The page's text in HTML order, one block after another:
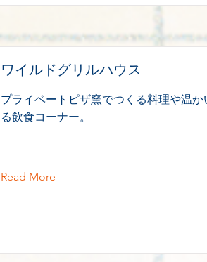
ワイルドグリルハウス
プライベートピザ窯でつくる料理や温
る飲食コーナー。
Read More